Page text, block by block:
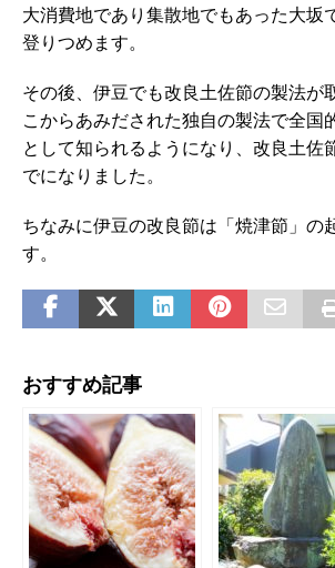
大消費地であり集散地でもあった大坂
登りつめます。
その後、伊豆でも改良土佐節の製法が
こからあみだされた独自の製法で全国
として知られるようになり、改良土佐
でになりました。
ちなみに伊豆の改良節は「焼津節」の
す。
おすすめ記事